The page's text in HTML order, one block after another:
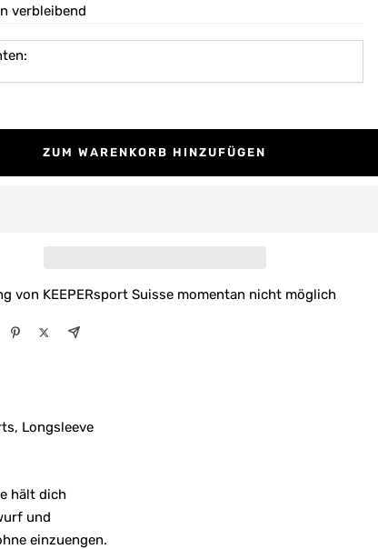
verbleibend
ZUM WARENKORB HINZUFÜGEN
von KEEPERsport Suisse momentan nicht möglich
Longsleeve
hält dich
und
einzuengen.